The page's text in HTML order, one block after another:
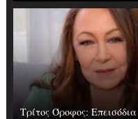
Τρίτος Όροφος: